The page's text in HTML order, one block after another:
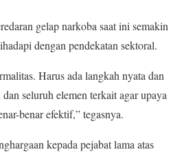
gelap narkoba saat ini semakin
dengan pendekatan sektoral.
Harus ada langkah nyata dan
seluruh elemen terkait agar upaya
benar efektif,” tegasnya.
kepada pejabat lama atas